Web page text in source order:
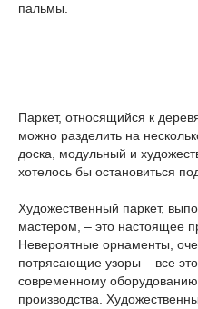
пальмы.
Паркет, относящийся к
можно разделить на
доска, модульный и
хотелось бы остановиться
Художественный паркет,
мастером, – это настоящее
Невероятные орнаменты,
потрясающие узоры – все
современному
производства.